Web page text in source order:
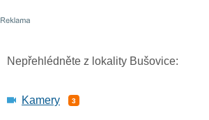
Nepřehlédněte z lokality Bušovice:
Kamery 3